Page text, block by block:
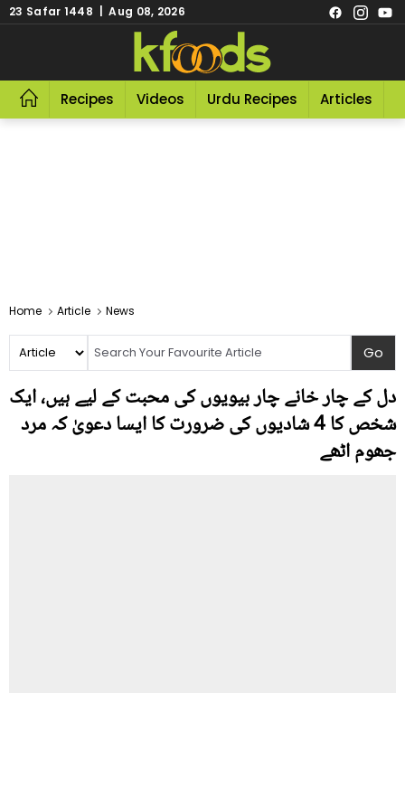
23 Safar 1448 | Aug 08, 2026
Recipes Videos Urdu Recipes Articles
Home Article News
دل کے چار خانے چار بیویوں کی محبت کے لیے ہیں، ایک
شخص کا 4 شادیوں کی ضرورت کا ایسا دعویٰ کہ مرد
جھوم اٹھے